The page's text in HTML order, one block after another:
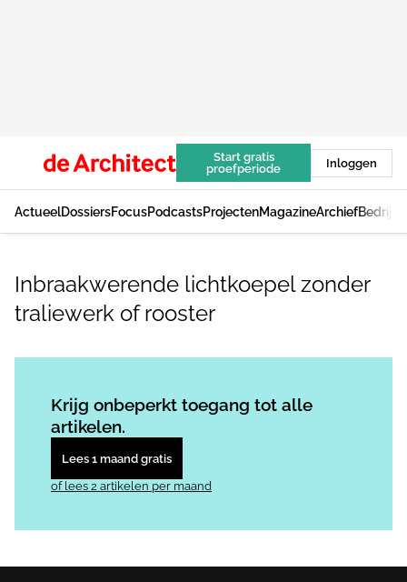
Start gratis
proefperiode
Inloggen
ActueelDossiersFocusPodcastsProjectenMagazineArchief
Inbraakwerende lichtkoepel zonder
traliewerk of rooster
Krijg onbeperkt toegang tot alle
artikelen.
Lees 1 maand gratis
of lees 2 artikelen per maand